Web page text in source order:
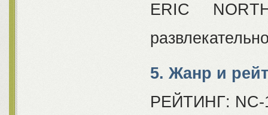
ERIC
5. Жанр и
РЕЙТИНГ: NC-